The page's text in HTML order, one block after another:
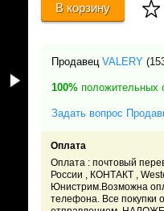
В корзину
Продавец VALERY
100% положительных
Задать вопрос
Оплата
Оплата : почтовый
России , КОНТАКТ ,
Юнистрим.Возможна
телефона. Все покупки